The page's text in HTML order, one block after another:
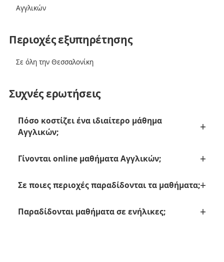
Αγγλικών
Περιοχές εξυπηρέτησης
Σε όλη την Θεσσαλονίκη
Συχνές ερωτήσεις
Πόσο κοστίζει ένα ιδιαίτερο μάθημα
Αγγλικών;
Γίνονται online μαθήματα Αγγλικών;
Σε ποιες περιοχές παραδίδονται τα μαθήματα;
Παραδίδονται μαθήματα σε ενήλικες;